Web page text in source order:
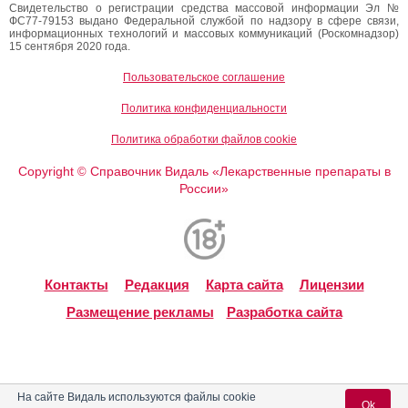
Свидетельство о регистрации средства массовой информации Эл №
ФС77-79153 выдано Федеральной службой по надзору в сфере связи,
информационных технологий и массовых коммуникаций (Роскомнадзор)
15 сентября 2020 года.
Пользовательское соглашение
Политика конфиденциальности
Политика обработки файлов cookie
Copyright ©Справочник Видаль «Лекарственные препараты в
России»
Контакты Редакция Карта сайта
Лицензии
Размещение рекламы
Разработка сайта
На сайте Видаль используются файлы cookie
Ok